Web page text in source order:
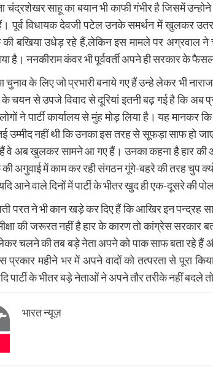
चंद्रशेखर साहू का बयान भी काफी गंभीर है जिसमें
पूर्व विधायक देवजी पटेल उनके समर्थन में खुलकर उतर
बखिया उधेड़ रहे हैं,लेकिन इस मामले पर अग्रवाल ने
है। ननकीराम कंवर भी पूर्ववर्ती अपने ही सरकार के
चुनाव के लिए जो प्रभारी बनाये गए हैं उन्हे लेकर भी
के चयन से उपजे विवाद से दूरियां इतनी बढ़ गई है कि
ने पार्टी कार्यालय से मुंह मोड़ लिया है। यह
नहीं थी कि उनका इस तरह से सूफड़ा साफ हो
वे अब खुलकर सामने आ गए हैं। उनका कहना है हार की
की अगुवाई में काम कर रही संगठन गूंगे-बहरे की तरह चुप
आने वाले दिनों में पार्टी के भीतर खुद ही एक-दूसरे की
परत ने भी कान खड़े कर दिए हैं कि आखिर इन पन्द्रह
की जरूरत नहीं है हार के कारण तो कांग्रेस सरकार
चलने की तब बड़े नेता अपने को पाक साफ बता रहे हैं
प्रकार महीने भर में अपने वादों को तत्परता से पूरा
पार्टी के भीतर बड़े नेताओं ने अपने तौर तरीके नहीं बदले
भारत न्यूज़